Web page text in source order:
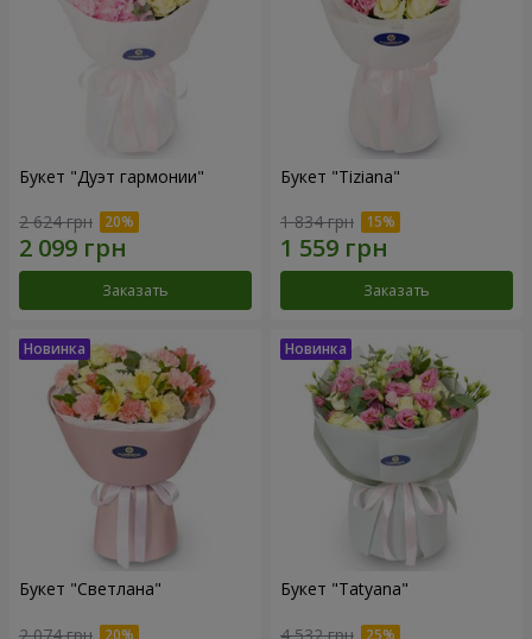
Букет "Дуэт гармонии"
2 624 грн
Заказать
Букет "Tiziana"
1 834 грн
Заказать
Букет "Светлана"
2 074 грн
Букет "Tatyana"
4 532 грн